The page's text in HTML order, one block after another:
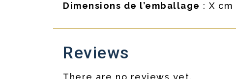
Dimensions de l’emballage : X cm
Reviews